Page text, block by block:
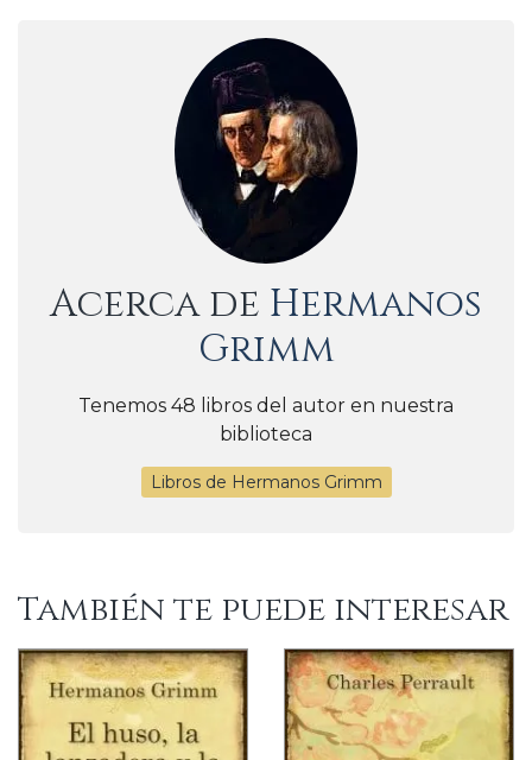
Acerca de Hermanos
Grimm
Tenemos 48 libros del autor en nuestra
biblioteca
Libros de Hermanos Grimm
También te puede interesar